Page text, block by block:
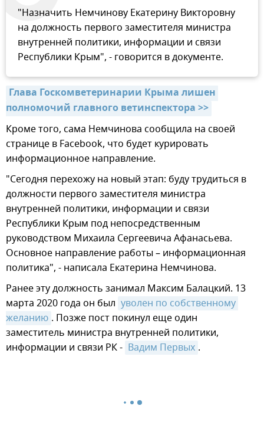
"Назначить Немчинову Екатерину Викторовну
на должность первого заместителя министра
внутренней политики, информации и связи
Республики Крым", - говорится в документе.
Глава Госкомветеринарии Крыма лишен
полномочий главного ветинспектора >>
Кроме того, сама Немчинова сообщила на своей
странице в Facebook, что будет курировать
информационное направление.
"Сегодня перехожу на новый этап: буду трудиться в
должности первого заместителя министра
внутренней политики, информации и связи
Республики Крым под непосредственным
руководством Михаила Сергеевича Афанасьева.
Основное направление работы – информационная
политика", - написала Екатерина Немчинова.
Ранее эту должность занимал Максим Балацкий. 13
марта 2020 года он был уволен по собственному
желанию . Позже пост покинул еще один
заместитель министра внутренней политики,
информации и связи РК - Вадим Первых .